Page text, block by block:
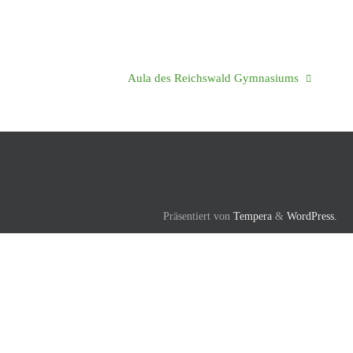
Aula des Reichswald Gymnasiums
Präsentiert von Tempera & WordPress.